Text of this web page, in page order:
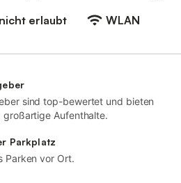
erlaubt
WLAN
sind top-bewertet und bieten
großartige Aufenthalte.
Parkplatz
Parken vor Ort.